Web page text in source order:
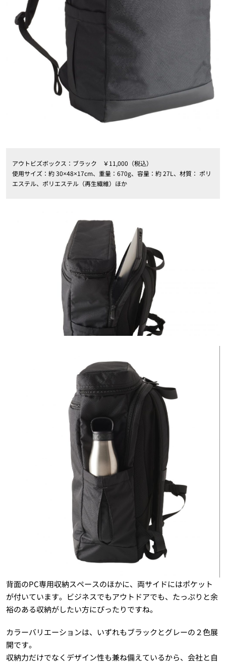
アウトビズボックス：ブラック ￥11,000（税込）
使用サイズ：約 30×48×17cm、重量：670g、容量：約 27L、材質： ポリ
エステル、ポリエステル（再生繊維）ほか
背面のPC専用収納スペースのほかに、両サイドにはポケット
が付いています。ビジネスでもアウトドアでも、たっぷりと余
裕のある収納がしたい方にぴったりですね。
カラーバリエーションは、いずれもブラックとグレーの２色展
開です。
収納力だけでなくデザイン性も兼ね備えているから、会社と自